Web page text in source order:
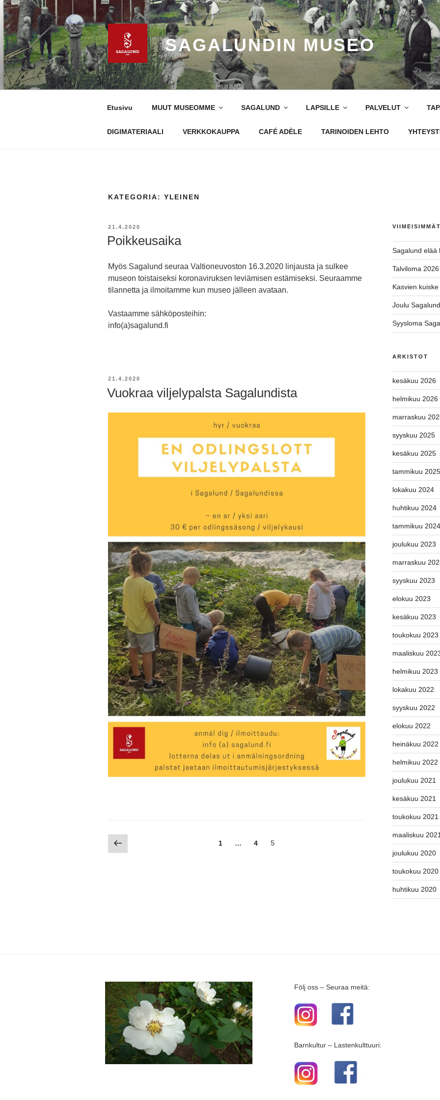
Siirry
sisältöön
SAGALUNDIN MUSEO
Etusivu MUUT MUSEOMME SAGALUND LAPSILLE PALVELUT
DIGIMATERIAALI VERKKOKAUPPA CAFÉ ADÈLE TARINOIDEN LEHTO
KATEGORIA: YLEINEN
JULKAISTU
21.4.2020
Poikkeusaika
Myös Sagalund seuraa Valtioneuvoston 16.3.2020 linjausta ja sulkee
museon toistaiseksi koronaviruksen leviämisen estämiseksi. Seuraamme
tilannetta ja ilmoitamme kun museo jälleen avataan.
Vastaamme sähköposteihin:
info(a)sagalund.fi
JULKAISTU
21.4.2020
Vuokraa viljelypalsta Sagalundista
Artikkelien
Edellinen
sivu
Sivu
1 … Sivu
4 Sivu
5
Sagalund elää
Talviloma
Kasvien
Joulu
Syysloma
ARKISTOT
kesäkuu 2026
helmikuu 2026
marraskuu
syyskuu 2025
kesäkuu 2025
tammikuu 2025
lokakuu 2024
huhtikuu 2024
tammikuu 2024
joulukuu 2023
marraskuu
syyskuu 2023
elokuu 2023
kesäkuu 2023
toukokuu 2023
maaliskuu
helmikuu 2023
lokakuu 2022
syyskuu 2022
elokuu 2022
heinäkuu 2022
helmikuu 2022
joulukuu 2021
kesäkuu 2021
toukokuu 2021
maaliskuu 2021
joulukuu 2020
toukokuu 2020
huhtikuu 2020
Följ oss – Seuraa meitä:
Barnkultur – Lastenkulttuuri: